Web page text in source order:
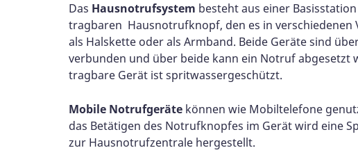
Das Hausnotrufsystem besteht aus einer
tragbaren Hausnotrufknopf, den es in verschiedenen
als Halskette oder als Armband. Beide Geräte sind
verbunden und über beide kann ein Notruf abgesetzt
tragbare Gerät ist spritwassergeschützt.
Mobile Notrufgeräte können wie Mobiltelefone
das Betätigen des Notrufknopfes im Gerät wird eine
zur Hausnotrufzentrale hergestellt.